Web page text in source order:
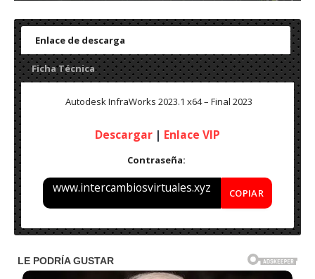
Enlace de descarga
Ficha Técnica
Autodesk InfraWorks 2023.1 x64 – Final 2023
Descargar | Enlace VIP
Contraseña:
www.intercambiosvirtuales.xyz COPIAR
Nombre: A Autodesk InfraWorks 2023.1 x64 – Final 2023
Idioma: Multilenguaje (Ingles)